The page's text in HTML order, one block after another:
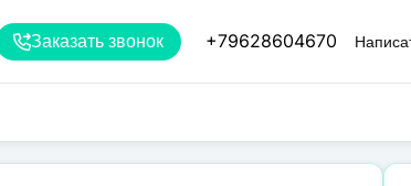
Заказать звонок +79628604670